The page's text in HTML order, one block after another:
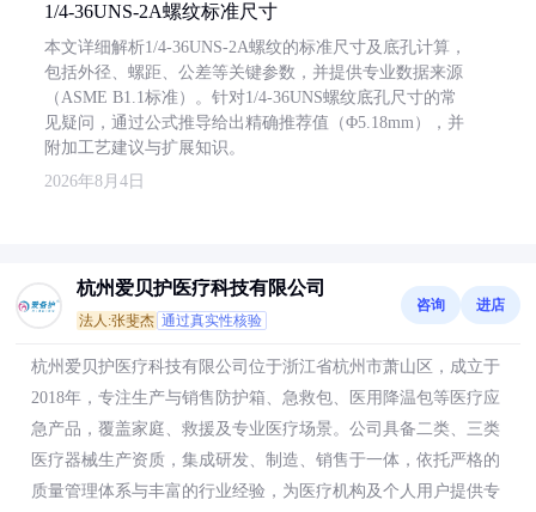
1/4-36UNS-2A螺纹标准尺寸
本文详细解析1/4-36UNS-2A螺纹的标准尺寸及底孔计算，
包括外径、螺距、公差等关键参数，并提供专业数据来源
（ASME B1.1标准）。针对1/4-36UNS螺纹底孔尺寸的常
见疑问，通过公式推导给出精确推荐值（Φ5.18mm），并
附加工艺建议与扩展知识。
2026年8月4日
杭州爱贝护医疗科技有限公司
法人:张斐杰 通过真实性核验
咨询 进店
杭州爱贝护医疗科技有限公司位于浙江省杭州市萧山区，成立于
2018年，专注生产与销售防护箱、急救包、医用降温包等医疗应
急产品，覆盖家庭、救援及专业医疗场景。公司具备二类、三类
医疗器械生产资质，集成研发、制造、销售于一体，依托严格的
质量管理体系与丰富的行业经验，为医疗机构及个人用户提供专